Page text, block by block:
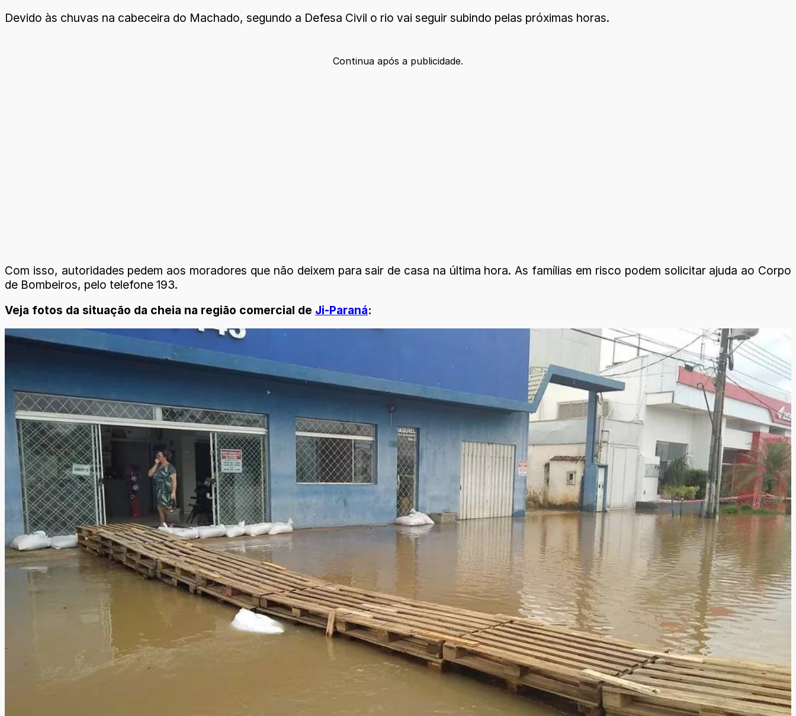
Devido às chuvas na cabeceira do Machado, segundo a Defesa Civil o rio vai seguir subindo pelas próximas horas.
Continua após a publicidade.
Com isso, autoridades pedem aos moradores que não deixem para sair de casa na última hora. As famílias em risco podem solicitar ajuda ao Corpo
de Bombeiros, pelo telefone 193.
Veja fotos da situação da cheia na região comercial de Ji-Paraná: